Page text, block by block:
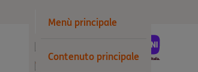
Menù principale
Contenuto principale
Privati
Wholesale